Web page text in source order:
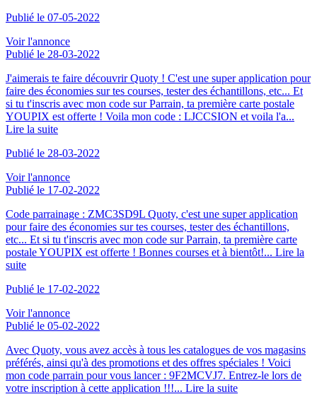
Publié le 07-05-2022
Voir l'annonce
Publié le 28-03-2022
J'aimerais te faire découvrir Quoty ! C'est une super application pour
faire des économies sur tes courses, tester des échantillons, etc... Et
si tu t'inscris avec mon code sur Parrain, ta première carte postale
YOUPIX est offerte ! Voila mon code : LJCCSION et voila l'a...
Lire la suite
Publié le 28-03-2022
Voir l'annonce
Publié le 17-02-2022
Code parrainage : ZMC3SD9L Quoty, c'est une super application
pour faire des économies sur tes courses, tester des échantillons,
etc... Et si tu t'inscris avec mon code sur Parrain, ta première carte
postale YOUPIX est offerte ! Bonnes courses et à bientôt!... Lire la
suite
Publié le 17-02-2022
Voir l'annonce
Publié le 05-02-2022
Avec Quoty, vous avez accès à tous les catalogues de vos magasins
préférés, ainsi qu'à des promotions et des offres spéciales ! Voici
mon code parrain pour vous lancer : 9F2MCVJ7. Entrez-le lors de
votre inscription à cette application !!!... Lire la suite